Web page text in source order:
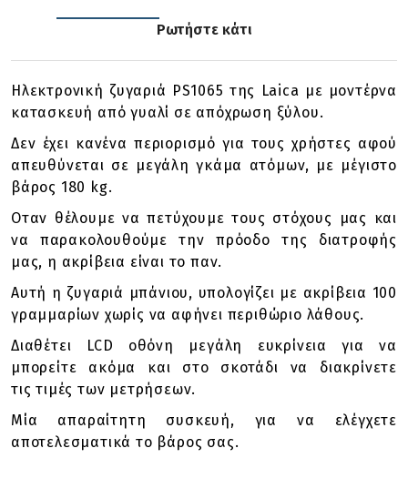
Ρωτήστε κάτι
Ηλεκτρονική ζυγαριά PS1065 της Laica με μοντέρνα
κατασκευή από γυαλί σε απόχρωση ξύλου.
Δεν έχει κανένα περιορισμό για τους χρήστες αφού
απευθύνεται σε μεγάλη γκάμα ατόμων, με μέγιστο
βάρος 180 kg.
Οταν θέλουμε να πετύχουμε τους στόχους μας και
να παρακολουθούμε την πρόοδο της διατροφής
μας, η ακρίβεια είναι το παν.
Αυτή η ζυγαριά μπάνιου, υπολογίζει με ακρίβεια 100
γραμμαρίων χωρίς να αφήνει περιθώριο λάθους.
Διαθέτει LCD οθόνη μεγάλη ευκρίνεια για να
μπορείτε ακόμα και στο σκοτάδι να διακρίνετε
τις τιμές των μετρήσεων.
Μία απαραίτητη συσκευή, για να ελέγχετε
αποτελεσματικά το βάρος σας.